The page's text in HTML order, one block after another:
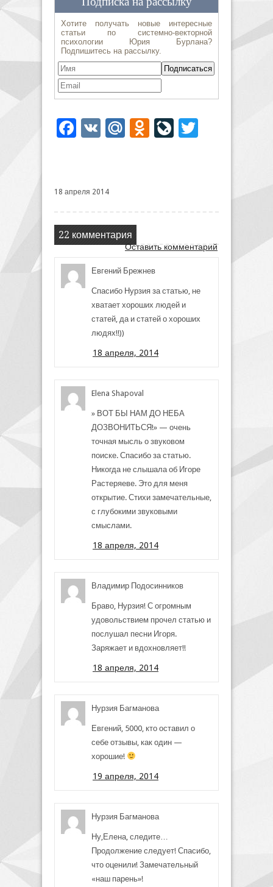
Facebook
VK Mail.Ru Odnoklassniki
LiveJournal
18 апреля 2014
22 комментария
Оставить комментарий
Евгений Брежнев
Спасибо Нурзия за статью, не
хватает хороших людей и
статей, да и статей о хороших
людях!!))
18 апреля, 2014
Elena Shapoval
» ВОТ БЫ НАМ ДО НЕБА
ДОЗВОНИТЬСЯ!» — очень
точная мысль о звуковом
поиске. Спасибо за статью.
Никогда не слышала об Игоре
Растеряеве. Это для меня
открытие. Стихи замечательные,
с глубокими звуковыми
смыслами.
18 апреля, 2014
Владимир Подосинников
Браво, Нурзия! С огромным
удовольствием прочел статью и
послушал песни Игоря.
Заряжает и вдохновляет!!
18 апреля, 2014
Нурзия Багманова
Евгений, 5000, кто оставил о
себе отзывы, как один —
хорошие!
19 апреля, 2014
Нурзия Багманова
Ну,Елена, следите…
Продолжение следует! Спасибо,
что оценили! Замечательный
«наш парень»!